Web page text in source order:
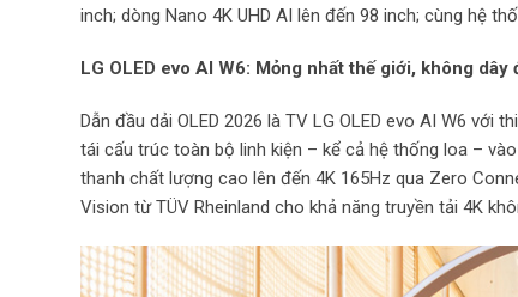
inch; dòng Nano 4K UHD AI lên đến 98 inch; cùng hệ
LG OLED evo AI W6: Mỏng nhất thế giới, không dây
Dẫn đầu dải OLED 2026 là TV LG OLED evo AI W6
tái cấu trúc toàn bộ linh kiện – kể cả hệ thống loa –
thanh chất lượng cao lên đến 4K 165Hz qua Zero
Vision từ TÜV Rheinland cho khả năng truyền tải 4K